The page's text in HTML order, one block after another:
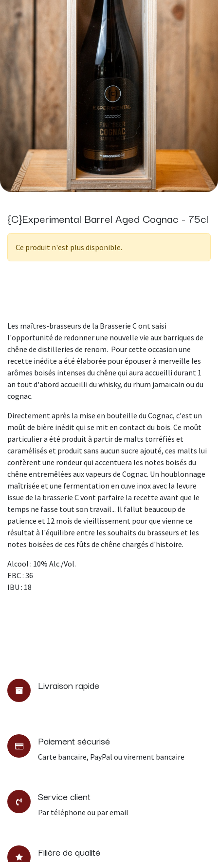
{C}Experimental Barrel Aged Cognac - 75cl
Ce produit n'est plus disponible.
Les maîtres-brasseurs de la Brasserie C ont saisi
l'opportunité de redonner une nouvelle vie aux barriques de
chêne de distilleries de renom. Pour cette occasion une
recette inédite a été élaborée pour épouser à merveille les
arômes boisés intenses du chêne qui aura accueilli durant 1
an tout d'abord accueilli du whisky, du rhum jamaïcain ou du
cognac.
Directement après la mise en bouteille du Cognac, c'est un
moût de bière inédit qui se mit en contact du bois. Ce moût
particulier a été produit à partir de malts torréfiés et
caramélisés et produit sans aucun sucre ajouté, ces malts lui
confèrent une rondeur qui accentuera les notes boisés du
chêne entremêlées aux vapeurs de Cognac. Un houblonnage
maîtrisée et une fermentation en cuve inox avec la levure
issue de la brasserie C vont parfaire la recette avant que le
temps ne fasse tout son travail... Il fallut beaucoup de
patience et 12 mois de vieillissement pour que vienne ce
résultat à l'équilibre entre les souhaits du brasseurs et les
notes boisées de ces fûts de chêne chargés d'histoire.
Alcool : 10% Alc./Vol.
EBC : 36
IBU : 18
Livraison rapide
Paiement sécurisé
Carte bancaire, PayPal ou virement bancaire
Service client
Par téléphone ou par email
Filière de qualité